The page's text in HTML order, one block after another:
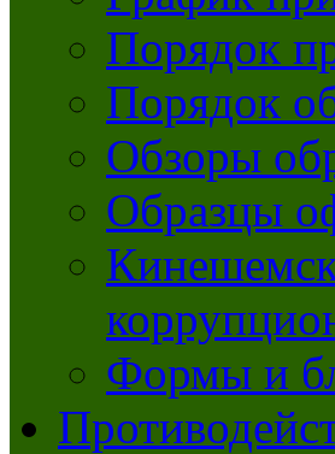
Порядок
Порядок
Обзоры
Образцы
Формы и